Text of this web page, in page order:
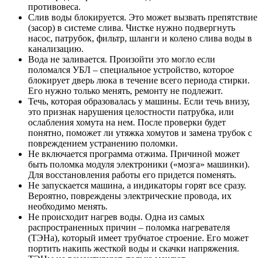
противовеса.
Слив воды блокируется. Это может вызвать препятствие
(засор) в системе слива. Чистке нужно подвергнуть
насос, патрубок, фильтр, шланги и колено слива воды в
канализацию.
Вода не заливается. Произойти это могло если
поломался УБЛ – специальное устройство, которое
блокирует дверь люка в течение всего периода стирки.
Его нужно только менять, ремонту не подлежит.
Течь, которая образовалась у машины. Если течь внизу,
это признак нарушения целостности патрубка, или
ослабления хомута на нем. После проверки будет
понятно, поможет ли утяжка хомутов и замена трубок с
повреждением устранению поломки.
Не включается программа отжима. Причиной может
быть поломка модуля электроники («мозга» машинки).
Для восстановления работы его придется поменять.
Не запускается машина, а индикаторы горят все сразу.
Вероятно, повреждены электрические провода, их
необходимо менять.
Не происходит нагрев воды. Одна из самых
распространенных причин – поломка нагревателя
(ТЭНа), который имеет трубчатое строение. Его может
портить накипь жесткой воды и скачки напряжения.